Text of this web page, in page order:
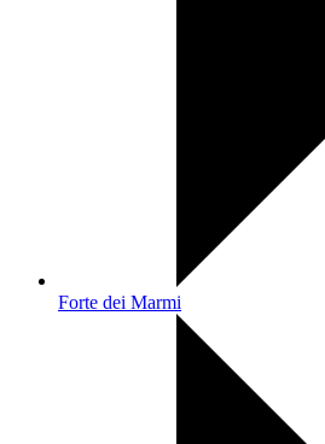
Forte dei Marmi